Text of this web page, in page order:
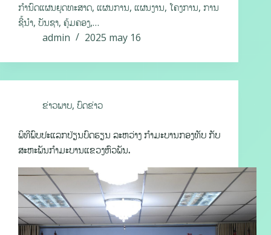
ກຳນົດແຜນຍຸດທະສາດ, ແຜນການ, ແຜນງານ, ໂຄງການ, ການ
ຊີ້ນໍາ, ບັນຊາ, ຄຸ້ມຄອງ,…
admin
2025 may 16
ຂ່າວພາບ, ບົດຂ່າວ
ພິທີພົບປະແລກປ່ຽນບົດຮຽນ ລະຫວ່າງ ກຳມະບານກອງທັບ ກັບ
ສະຫະພັນກຳມະບານແຂວງຫົວພັນ.